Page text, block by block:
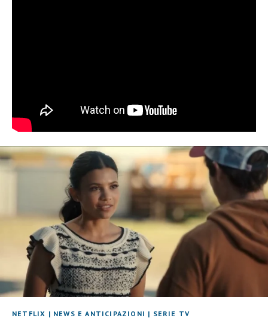
NETFLIX | NEWS E ANTICIPAZIONI | SERIE TV